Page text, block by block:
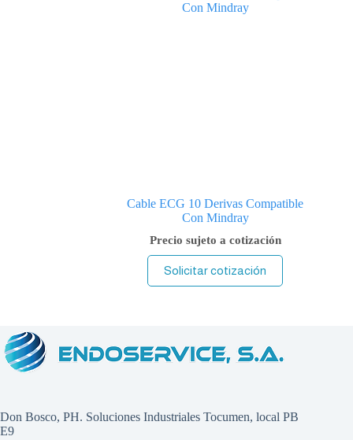
Cable ECG 10 Derivas Compatible
Con Mindray
Precio sujeto a cotización
Solicitar cotización
Don Bosco, PH. Soluciones Industriales Tocumen, local PB
E9